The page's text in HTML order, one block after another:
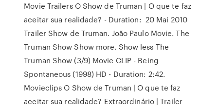
Movie Trailers O Show de Truman | O que te faz
aceitar sua realidade? - Duration: 20 Mai 2010
Trailer Show de Truman. João Paulo Movie. The
Truman Show Show more. Show less The
Truman Show (3/9) Movie CLIP - Being
Spontaneous (1998) HD - Duration: 2:42.
Movieclips O Show de Truman | O que te faz
aceitar sua realidade? Extraordinário | Trailer